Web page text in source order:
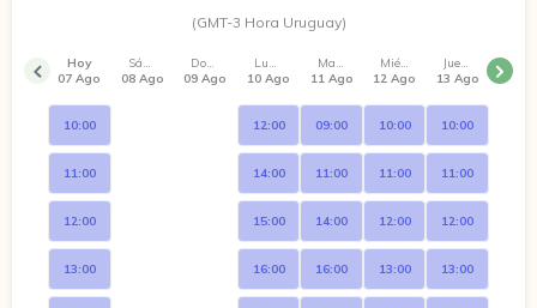
(GMT-3 Hora Uruguay)
Hoy
07 Ago
10:00
11:00
12:00
13:00
Sábado
08 Ago
Domingo
09 Ago
Lunes
10 Ago
12:00
14:00
15:00
16:00
Martes
11 Ago
09:00
11:00
14:00
16:00
Miércoles
12 Ago
10:00
11:00
12:00
13:00
Jueves
13 Ago
10:00
11:00
12:00
13:00